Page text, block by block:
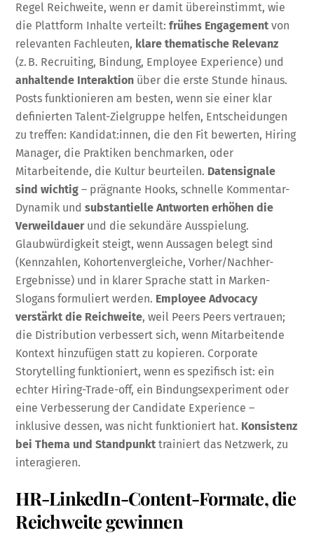
Regel Reichweite, wenn er damit übereinstimmt, wie
die Plattform Inhalte verteilt:frühes Engagement von
relevanten Fachleuten, klare thematische Relevanz
(z. B. Recruiting, Bindung, Employee Experience) und
anhaltende Interaktion über die erste Stunde hinaus.
Posts funktionieren am besten, wenn sie einer klar
definierten Talent-Zielgruppe helfen, Entscheidungen
zu treffen: Kandidat:innen, die den Fit bewerten, Hiring
Manager, die Praktiken benchmarken, oder
Mitarbeitende, die Kultur beurteilen. Datensignale
sind wichtig – prägnante Hooks, schnelle Kommentar-
Dynamik undsubstantielle Antworten erhöhen die
Verweildauerund die sekundäre Ausspielung.
Glaubwürdigkeit steigt, wenn Aussagen belegt sind
(Kennzahlen, Kohortenvergleiche, Vorher/Nachher-
Ergebnisse) und in klarer Sprache statt in Marken-
Slogans formuliert werden. Employee Advocacy
verstärkt die Reichweite, weil Peers Peers vertrauen;
die Distribution verbessert sich, wenn Mitarbeitende
Kontext hinzufügen statt zu kopieren. Corporate
Storytelling funktioniert, wenn es spezifisch ist: ein
echter Hiring-Trade-off, ein Bindungsexperiment oder
eine Verbesserung der Candidate Experience –
inklusive dessen, was nicht funktioniert hat. Konsistenz
bei Thema und Standpunkt trainiert das Netzwerk, zu
interagieren.
HR-LinkedIn-Content-Formate, die
Reichweite gewinnen